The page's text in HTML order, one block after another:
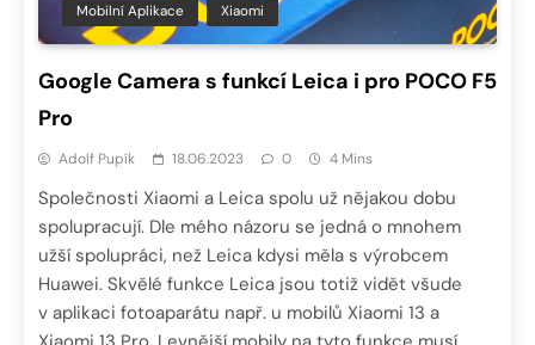
Mobilní Aplikace Xiaomi
Google Camera s funkcí Leica i pro POCO F5
Pro
Adolf Pupík 18.06.2023 0 4 Mins
Společnosti Xiaomi a Leica spolu už nějakou dobu
spolupracují. Dle mého názoru se jedná o mnohem
užší spolupráci, než Leica kdysi měla s výrobcem
Huawei. Skvělé funkce Leica jsou totiž vidět všude
v aplikaci fotoaparátu např. u mobilů Xiaomi 13 a